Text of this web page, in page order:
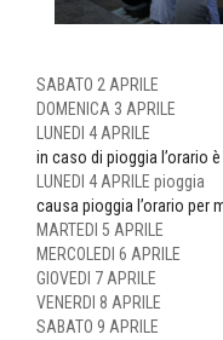
SABATO 2 APRILE
DOMENICA 3 APRILE
LUNEDI 4 APRILE
in caso di pioggia l’orario
LUNEDI 4 APRILE pioggia
causa pioggia l’orario per
MARTEDI 5 APRILE
MERCOLEDI 6 APRILE
GIOVEDI 7 APRILE
VENERDI 8 APRILE
SABATO 9 APRILE